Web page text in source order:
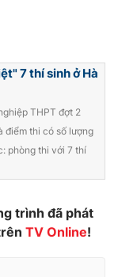
7 thí sinh ở Hà
THPT đợt 2
điểm thi có số lượng
phòng thi với 7 thí
trình đã phát
TV Online!